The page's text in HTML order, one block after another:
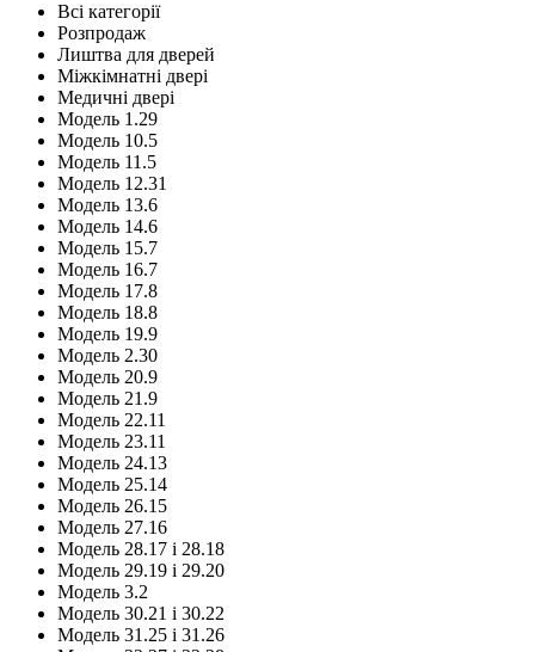
Всі категорії
Розпродаж
Лиштва для дверей
Міжкімнатні двері
Медичні двері
Модель 1.29
Модель 10.5
Модель 11.5
Модель 12.31
Модель 13.6
Модель 14.6
Модель 15.7
Модель 16.7
Модель 17.8
Модель 18.8
Модель 19.9
Модель 2.30
Модель 20.9
Модель 21.9
Модель 22.11
Модель 23.11
Модель 24.13
Модель 25.14
Модель 26.15
Модель 27.16
Модель 28.17 і 28.18
Модель 29.19 і 29.20
Модель 3.2
Модель 30.21 і 30.22
Модель 31.25 і 31.26